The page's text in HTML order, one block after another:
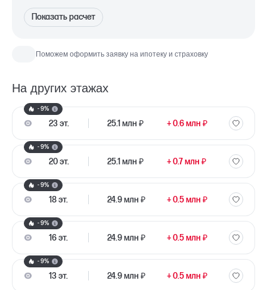
Показать расчет
Поможем оформить заявку на ипотеку и страховку
На других этажах
- 9%
23 эт. 25.1 млн ₽ + 0.6 млн ₽
- 9%
20 эт. 25.1 млн ₽ + 0.7 млн ₽
- 9%
18 эт. 24.9 млн ₽ + 0.5 млн ₽
- 9%
16 эт. 24.9 млн ₽ + 0.5 млн ₽
- 9%
13 эт. 24.9 млн ₽ + 0.5 млн ₽